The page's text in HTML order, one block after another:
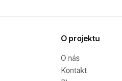
O projektu
O nás
Kontakt